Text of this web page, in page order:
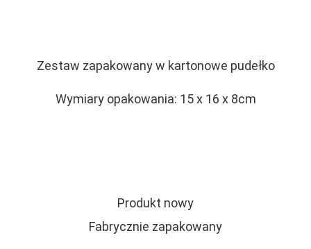
Zestaw zapakowany w kartonowe pudełko
Wymiary opakowania: 15 x 16 x 8cm
Produkt nowy
Fabrycznie zapakowany